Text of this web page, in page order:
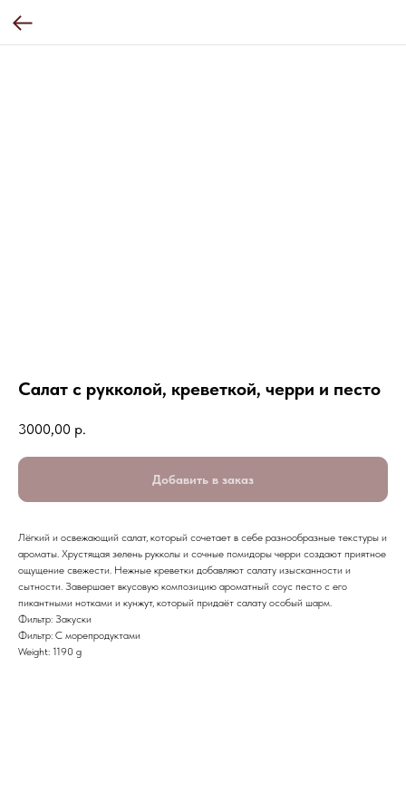
Салат с рукколой, креветкой, черри и песто
3000,00 р.
Добавить в заказ
Лёгкий и освежающий салат, который сочетает в себе разнообразные текстуры и
ароматы. Хрустящая зелень рукколы и сочные помидоры черри создают приятное
ощущение свежести. Нежные креветки добавляют салату изысканности и
сытности. Завершает вкусовую композицию ароматный соус песто с его
пикантными нотками и кунжут, который придаёт салату особый шарм.
Фильтр: Закуски
Фильтр: С морепродуктами
Weight: 1190 g